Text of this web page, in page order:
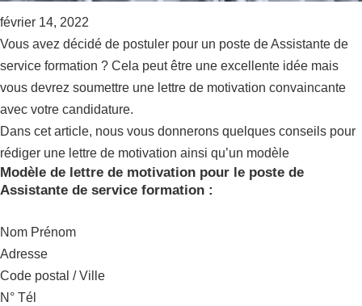
février 14, 2022
Vous avez décidé de postuler pour un poste de Assistante de
service formation ? Cela peut être une excellente idée mais
vous devrez soumettre une lettre de motivation convaincante
avec votre candidature.
Dans cet article, nous vous donnerons quelques conseils pour
rédiger une lettre de motivation ainsi qu’un modèle
Modèle de lettre de motivation pour le poste de
Assistante de service formation :
Nom Prénom
Adresse
Code postal / Ville
N° Tél